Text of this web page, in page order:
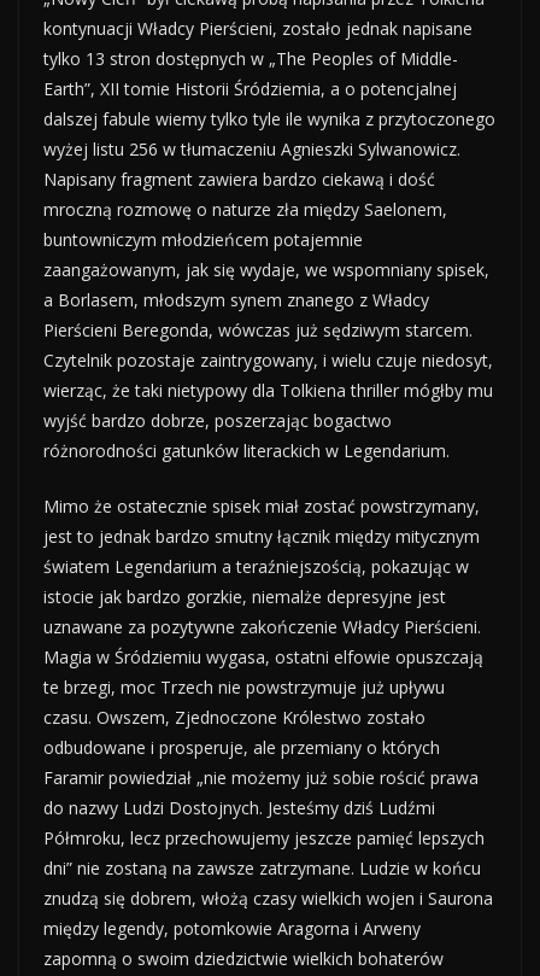
kontynuacji Władcy Pierścieni, zostało jednak napisane
tylko 13 stron dostępnych w „The Peoples of Middle-
Earth”, XII tomie Historii Śródziemia, a o potencjalnej
dalszej fabule wiemy tylko tyle ile wynika z przytoczonego
wyżej listu 256 w tłumaczeniu Agnieszki Sylwanowicz.
Napisany fragment zawiera bardzo ciekawą i dość
mroczną rozmowę o naturze zła między Saelonem,
buntowniczym młodzieńcem potajemnie
zaangażowanym, jak się wydaje, we wspomniany spisek,
a Borlasem, młodszym synem znanego z Władcy
Pierścieni Beregonda, wówczas już sędziwym starcem.
Czytelnik pozostaje zaintrygowany, i wielu czuje niedosyt,
wierząc, że taki nietypowy dla Tolkiena thriller mógłby mu
wyjść bardzo dobrze, poszerzając bogactwo
różnorodności gatunków literackich w Legendarium.
Mimo że ostatecznie spisek miał zostać powstrzymany,
jest to jednak bardzo smutny łącznik między mitycznym
światem Legendarium a teraźniejszością, pokazując w
istocie jak bardzo gorzkie, niemalże depresyjne jest
uznawane za pozytywne zakończenie Władcy Pierścieni.
Magia w Śródziemiu wygasa, ostatni elfowie opuszczają
te brzegi, moc Trzech nie powstrzymuje już upływu
czasu. Owszem, Zjednoczone Królestwo zostało
odbudowane i prosperuje, ale przemiany o których
Faramir powiedział „nie możemy już sobie rościć prawa
do nazwy Ludzi Dostojnych. Jesteśmy dziś Ludźmi
Półmroku, lecz przechowujemy jeszcze pamięć lepszych
dni” nie zostaną na zawsze zatrzymane. Ludzie w końcu
znudzą się dobrem, włożą czasy wielkich wojen i Saurona
między legendy, potomkowie Aragorna i Arweny
zapomną o swoim dziedzictwie wielkich bohaterów